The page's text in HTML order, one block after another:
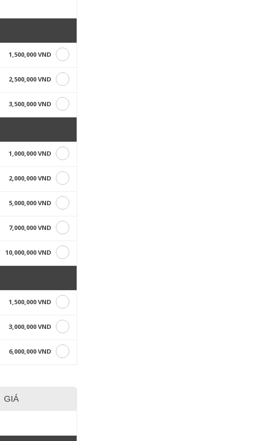
1,500,000 VND
2,500,000 VND
3,500,000 VND
1,000,000 VND
2,000,000 VND
5,000,000 VND
7,000,000 VND
10,000,000 VND
1,500,000 VND
3,000,000 VND
6,000,000 VND
GIÁ